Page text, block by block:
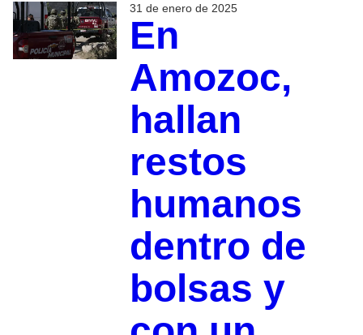
31 de enero de 2025
En
Amozoc,
hallan
restos
humanos
dentro de
bolsas y